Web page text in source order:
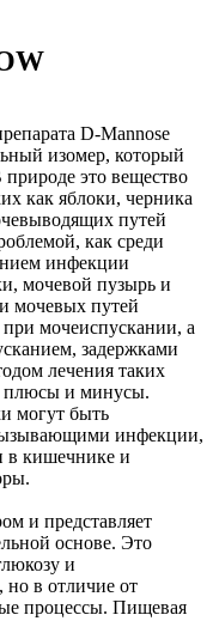
D-Mannose
изомер, который
это вещество
как яблоки, черника
путей
как среди
инфекции
мочевой пузырь и
мочевых путей
мочеиспускании, а
задержками
лечения таких
плюсы и минусы.
могут быть
инфекции,
в кишечнике и
и представляет
основе. Это
и
но в отличие от
процессы. Пищевая